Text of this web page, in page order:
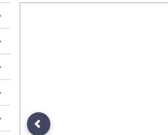
Previous